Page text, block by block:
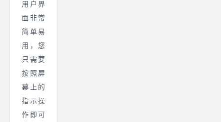
用户界
面非常
简单易
用，您
只需要
按照屏
幕上的
指示操
作即可